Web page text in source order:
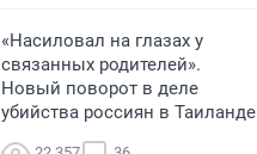
«Насиловал на глазах у
связанных родителей».
Новый поворот в деле
убийства россиян в Таиланде